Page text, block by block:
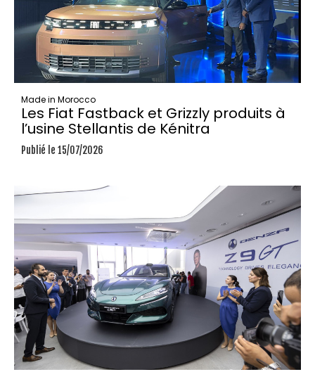
Made in Morocco
Les Fiat Fastback et Grizzly produits à
l’usine Stellantis de Kénitra
Publié le 15/07/2026